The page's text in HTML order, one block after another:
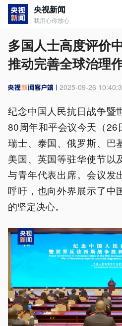
央视新闻
我用心你放心
多国人士高度评价
推动完善全球治理
2025-09-26
纪念中国人民抗日战争暨
80周年和平会议今天（26
瑞士、泰国、俄罗斯、巴
美国、英国等驻华使节以
与青年代表出席。会议发
呼吁，也向外界展示了中
的坚定决心。